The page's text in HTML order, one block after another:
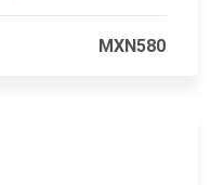
MXN580